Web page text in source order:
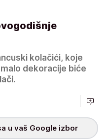
kolačići, koje
dekoracije biće
u vaš Google izbor